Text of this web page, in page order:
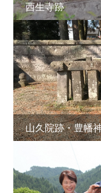
西生寺跡
山久院跡・豊幡